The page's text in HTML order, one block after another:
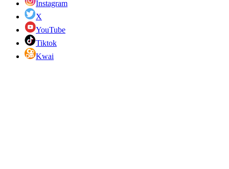
Instagram
X
YouTube
Tiktok
Kwai